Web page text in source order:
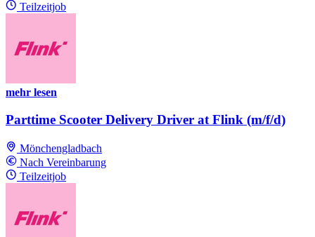
Teilzeitjob
mehr lesen
Parttime Scooter Delivery Driver at Flink (m/f/d)
Mönchengladbach
Nach Vereinbarung
Teilzeitjob